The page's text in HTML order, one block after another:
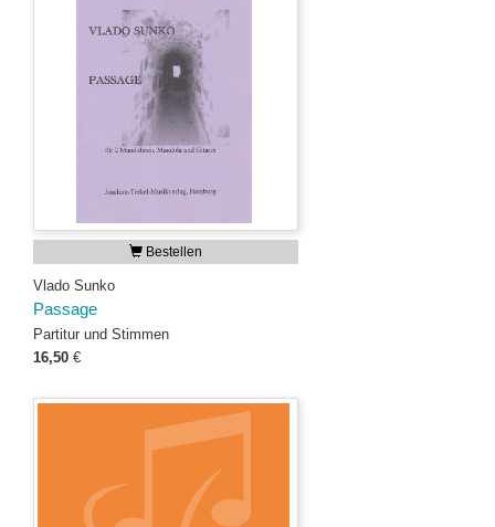
Bestellen
Vlado Sunko
Passage
Partitur und Stimmen
16,50 €